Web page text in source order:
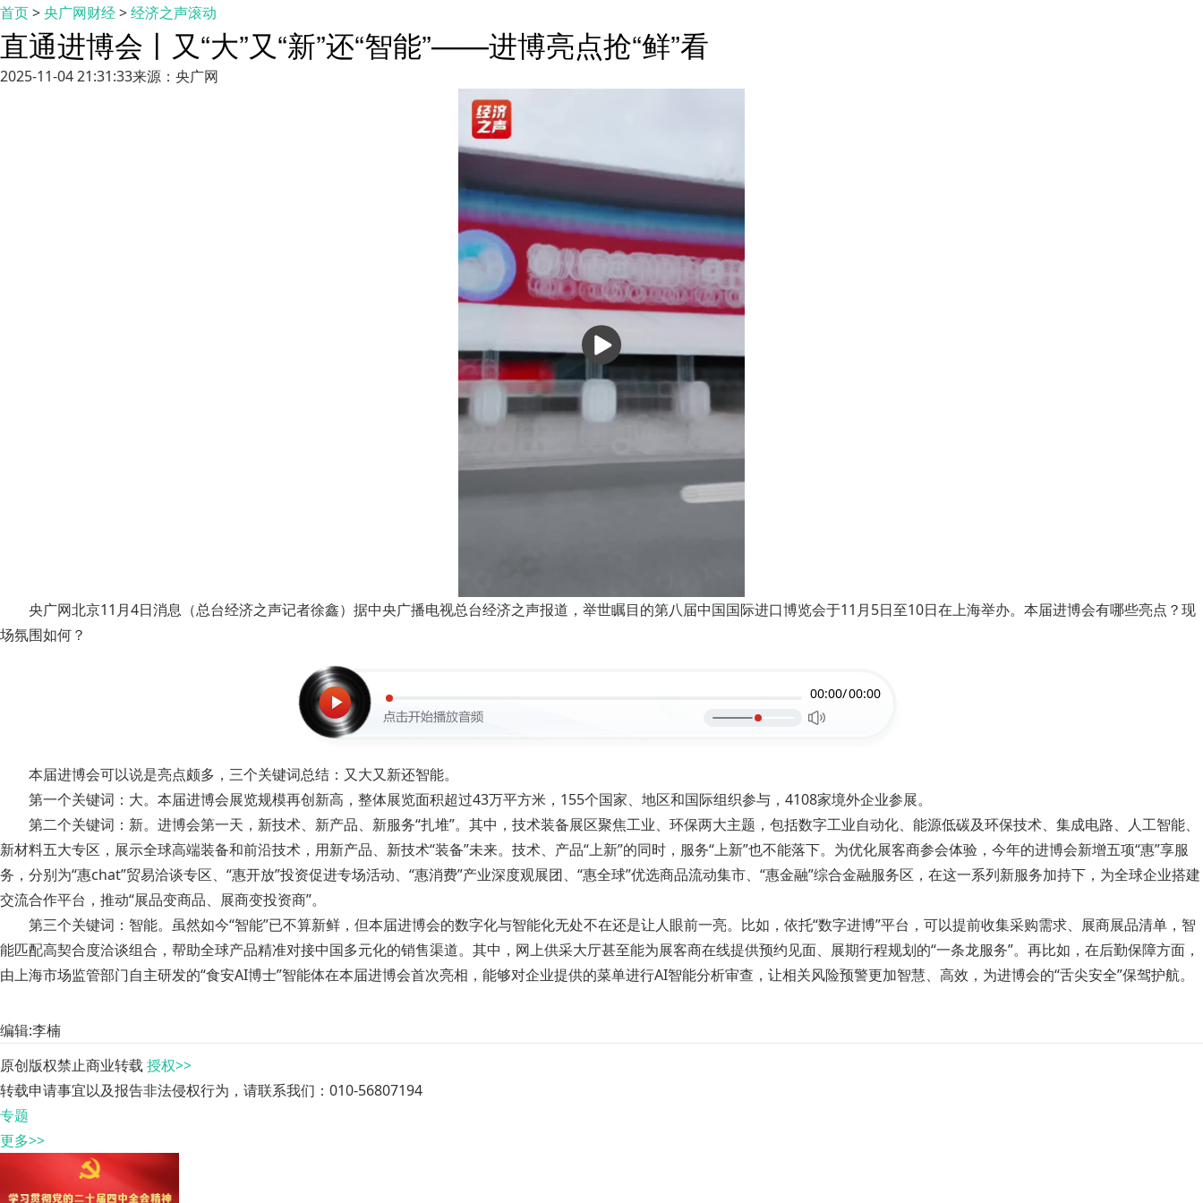
首页>央广网财经>经济之声滚动
直通进博会丨又“大”又“新”还“智能”——进博亮点抢“鲜”看
2025-11-04 21:31:33来源：央广网
播
放
央广网北京11月4日消息（总台经济之声记者徐鑫）据中央广播电视总台经济之声报道，举世瞩目的第八届中国国际进口博览会于11月5日至10日在上海举办。本届进博会有哪些亮点？现
场氛围如何？
00:00/00:00
本届进博会可以说是亮点颇多，三个关键词总结：又大又新还智能。
第一个关键词：大。本届进博会展览规模再创新高，整体展览面积超过43万平方米，155个国家、地区和国际组织参与，4108家境外企业参展。
第二个关键词：新。进博会第一天，新技术、新产品、新服务“扎堆”。其中，技术装备展区聚焦工业、环保两大主题，包括数字工业自动化、能源低碳及环保技术、集成电路、人工智能、
新材料五大专区，展示全球高端装备和前沿技术，用新产品、新技术“装备”未来。技术、产品“上新”的同时，服务“上新”也不能落下。为优化展客商参会体验，今年的进博会新增五项“惠”享服
务，分别为“惠chat”贸易洽谈专区、“惠开放”投资促进专场活动、“惠消费”产业深度观展团、“惠全球”优选商品流动集市、“惠金融”综合金融服务区，在这一系列新服务加持下，为全球企业搭建
交流合作平台，推动“展品变商品、展商变投资商”。
第三个关键词：智能。虽然如今“智能”已不算新鲜，但本届进博会的数字化与智能化无处不在还是让人眼前一亮。比如，依托“数字进博”平台，可以提前收集采购需求、展商展品清单，智
能匹配高契合度洽谈组合，帮助全球产品精准对接中国多元化的销售渠道。其中，网上供采大厅甚至能为展客商在线提供预约见面、展期行程规划的“一条龙服务”。再比如，在后勤保障方面，
由上海市场监管部门自主研发的“食安AI博士”智能体在本届进博会首次亮相，能够对企业提供的菜单进行AI智能分析审查，让相关风险预警更加智慧、高效，为进博会的“舌尖安全”保驾护航。
编辑:李楠
原创版权禁止商业转载 授权>>
转载申请事宜以及报告非法侵权行为，请联系我们：010-56807194
专题
更多>>